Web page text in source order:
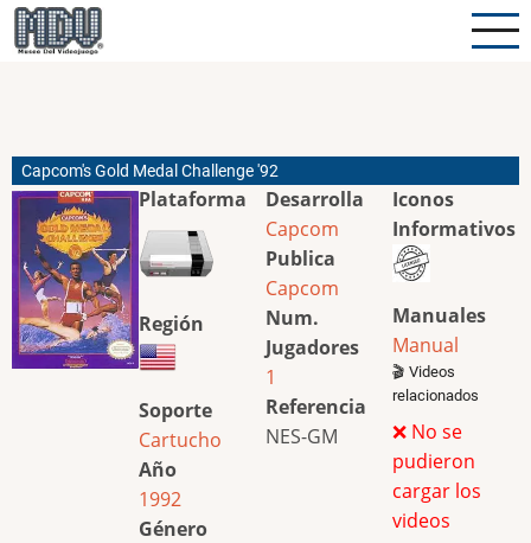
Pasar
al
Capcom's Gold Medal Challenge '92
Plataforma
Región
Soporte
Cartucho
Año
1992
Género
Desarrolla
Capcom
Publica
Capcom
Num.
Jugadores
1
Referencia
NES-GM
Iconos
Informativos
Manuales
Manual
🎬 Videos
relacionados
❌ No se
pudieron
cargar los
videos